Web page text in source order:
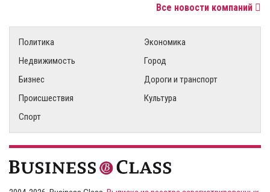
Все новости компаний
Политика
Экономика
Недвижимость
Город
Бизнес
Дороги и транспорт
Происшествия
Культура
Спорт